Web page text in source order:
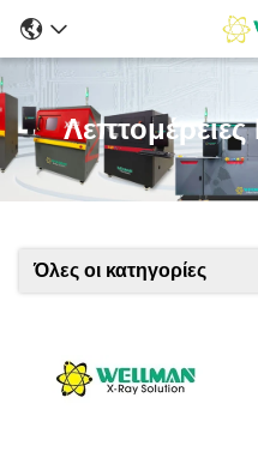
Όλες οι κατηγορίες